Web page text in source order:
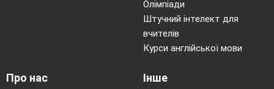
Олімпіади
Штучний інтелект для
вчителів
Курси англійської мови
Про нас Інше